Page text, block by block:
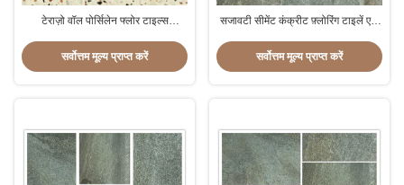
टेराज़ो वॉल पोर्सिलेन फ्लोर टाइल्स
सर्वोत्तम मूल्य प्राप्त करें
सजावटी सीमेंट कंक्रीट फ़्लोरिंग टाइलें एएए
सर्वोत्तम मूल्य प्राप्त करें